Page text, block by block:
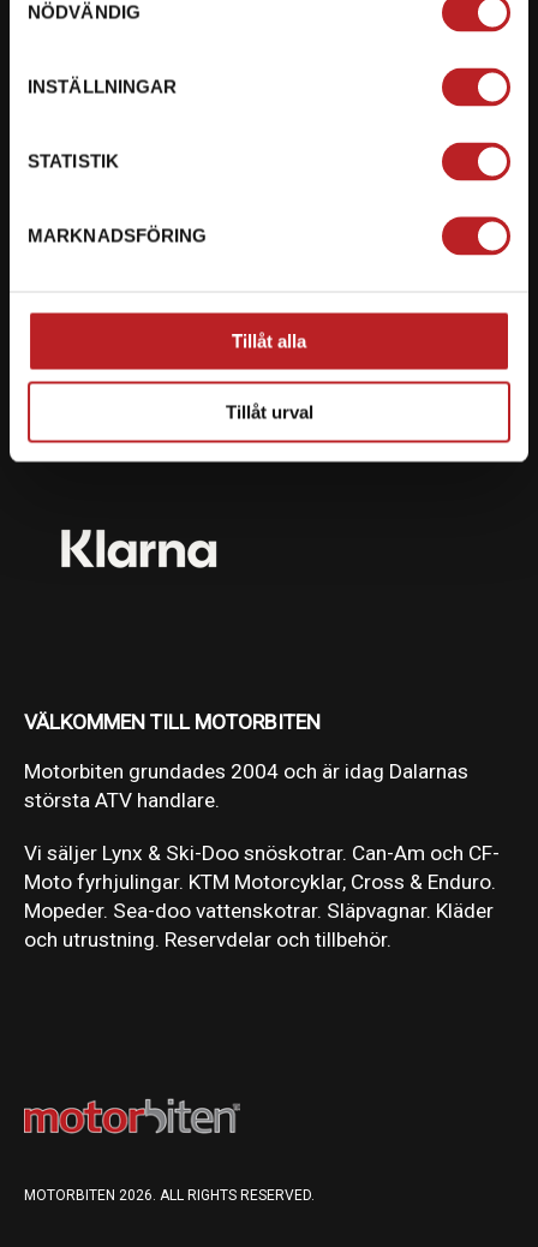
NÖDVÄNDIG
INSTÄLLNINGAR
STATISTIK
MARKNADSFÖRING
Tillåt alla
Tillåt urval
Org. nummer: 5566689278
Ryckepungsvägen 3, 79177 Falun
Vi erbjuder flera olika betalsätt. Dina köp är alltid
skyddade med krypteringsteknik.
VÄLKOMMEN TILL MOTORBITEN
Motorbiten grundades 2004 och är idag Dalarnas
största ATV handlare.
Vi säljer Lynx & Ski-Doo snöskotrar. Can-Am och CF-
Moto fyrhjulingar. KTM Motorcyklar, Cross & Enduro.
Mopeder. Sea-doo vattenskotrar. Släpvagnar. Kläder
och utrustning. Reservdelar och tillbehör.
MOTORBITEN 2026. ALL RIGHTS RESERVED.